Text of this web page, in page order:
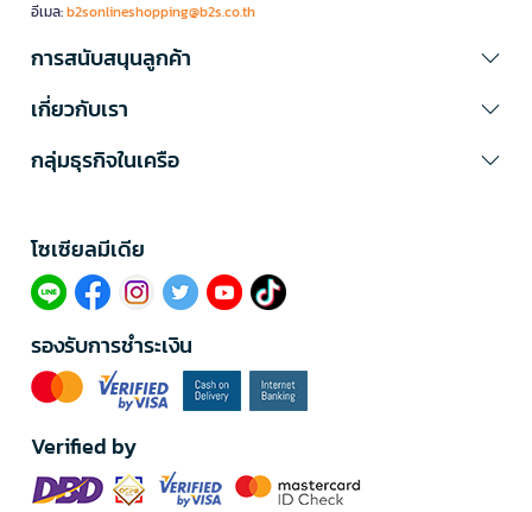
อีเมล:b2sonlineshopping@b2s.co.th
การสนับสนุนลูกค้า
เกี่ยวกับเรา
กลุ่มธุรกิจในเครือ
โซเซียลมีเดีย​
รองรับการชำระเงิน
Verified by